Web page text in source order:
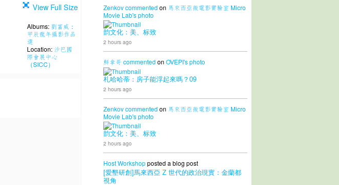
View Full Size
Albums: 劉富威：
甲辰龍年攝影作品
選
Location: 沙巴國
際會展中心
（SICC）
Zenkovcommented on 馬來西亞微電影實驗室 Micro
Movie Lab'sphoto
韵文化：美、标致
2 hours ago
鮮拿哥 commented on OVEPI'sphoto
札哈哈蒂：房子能浮起來嗎？09
2 hours ago
Zenkovcommented on 馬來西亞微電影實驗室 Micro
Movie Lab'sphoto
韵文化：美、标致
2 hours ago
Host Workshopposted a blog post
[愛墾研創]馬來西亞 Z 世代的政治現實：金蘭都
視角